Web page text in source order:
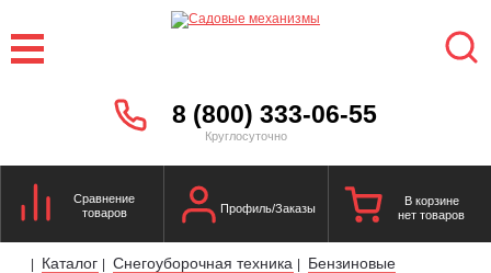
8 (800) 333-06-55
Круглосуточно
Сравнение
товаров
Профиль/Заказы
В корзине
нет товаров
| Каталог | Снегоуборочная техника |
Бензиновые